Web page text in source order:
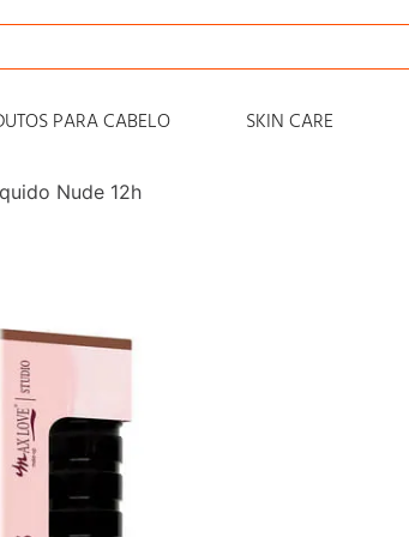
PARA CABELO SKIN CARE
Nude 12h
condicionador